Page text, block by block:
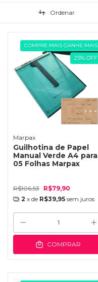
Ordenar
COMPRE MAIS GANHE MAIS
25% OFF
Marpax
Guilhotina de Papel
Manual Verde A4 para
05 Folhas Marpax
R$106,53 R$79,90
2 x de R$39,95 sem juros
COMPRAR